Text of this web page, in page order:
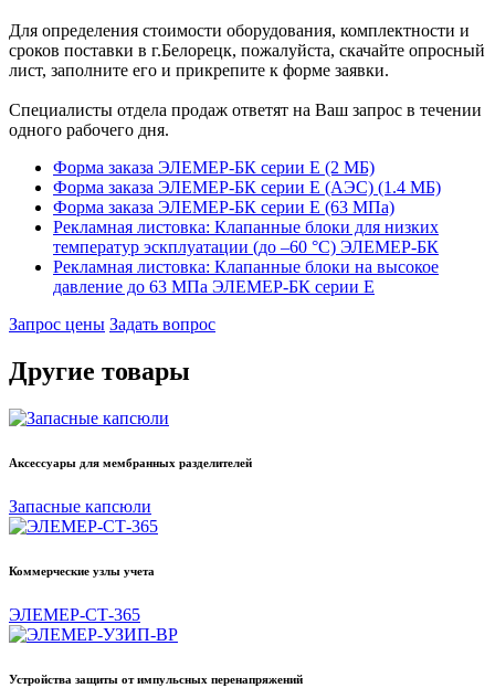
Для определения стоимости оборудования, комплектности и
сроков поставки в г.Белорецк, пожалуйста, скачайте опросный
лист, заполните его и прикрепите к форме заявки.
Специалисты отдела продаж ответят на Ваш запрос в течении
одного рабочего дня.
Форма заказа ЭЛЕМЕР-БК серии E (2 MБ)
Форма заказа ЭЛЕМЕР-БК серии E (АЭС) (1.4 MБ)
Форма заказа ЭЛЕМЕР-БК серии E (63 МПа)
Рекламная листовка: Клапанные блоки для низких
температур эскплуатации (до –60 °С) ЭЛЕМЕР-БК
Рекламная листовка: Клапанные блоки на высокое
давление до 63 МПа ЭЛЕМЕР-БК серии Е
Запрос цены Задать вопрос
Другие товары
Аксессуары для мембранных разделителей
Запасные капсюли
Коммерческие узлы учета
ЭЛЕМЕР-СТ-365
Устройства защиты от импульсных перенапряжений